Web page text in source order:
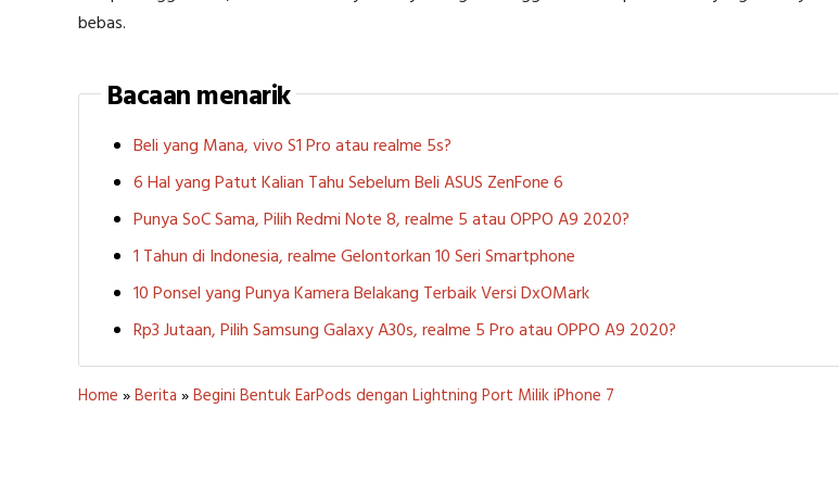
bebas.
Bacaan menarik
Beli yang Mana, vivo S1 Pro atau realme 5s?
6 Hal yang Patut Kalian Tahu Sebelum Beli ASUS ZenFone 6
Punya SoC Sama, Pilih Redmi Note 8, realme 5 atau OPPO A9 2020?
1 Tahun di Indonesia, realme Gelontorkan 10 Seri Smartphone
10 Ponsel yang Punya Kamera Belakang Terbaik Versi DxOMark
Rp3 Jutaan, Pilih Samsung Galaxy A30s, realme 5 Pro atau OPPO A9 2020?
Home »Berita »Begini Bentuk EarPods dengan Lightning Port Milik iPhone 7